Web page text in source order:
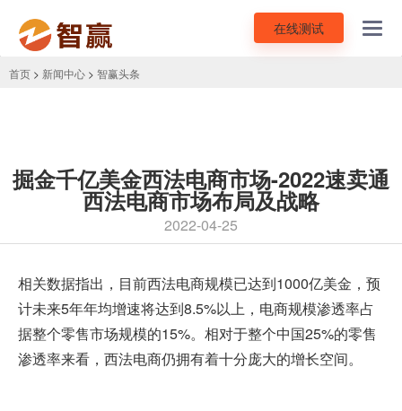
在线测试
首页 > 新闻中心 > 智赢头条
掘金千亿美金西法电商市场-2022速卖通
西法电商市场布局及战略
2022-04-25
相关数据指出，目前西法电商规模已达到1000亿美金，预
计未来5年年均增速将达到8.5%以上，电商规模渗透率占
据整个零售市场规模的15%。相对于整个中国25%的零售
渗透率来看，西法电商仍拥有着十分庞大的增长空间。